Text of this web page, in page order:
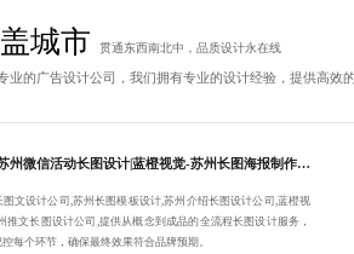
城市 贯通东西南北中，品质设计永在线
业的广告设计公司，我们拥有专业的设计经验，提供高效
优选苏州微信活动长图设计|蓝橙视觉-苏州长图海报制作|苏州长图文设计公司|苏州长图模板设计-一站式整包服务
图文设计公司,苏州长图模板设计,苏州介绍长图设计公司,蓝橙视
推文长图设计公司,提供从概念到成品的全流程长图设计服务，
控每个环节，确保最终效果符合品牌预期。